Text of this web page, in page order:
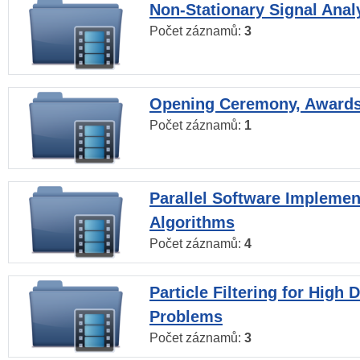
Non-Stationary Signal
Počet záznamů: 3
Opening Ceremony,
Počet záznamů: 1
Parallel Software
Algorithms
Počet záznamů: 4
Particle Filtering for High
Problems
Počet záznamů: 3